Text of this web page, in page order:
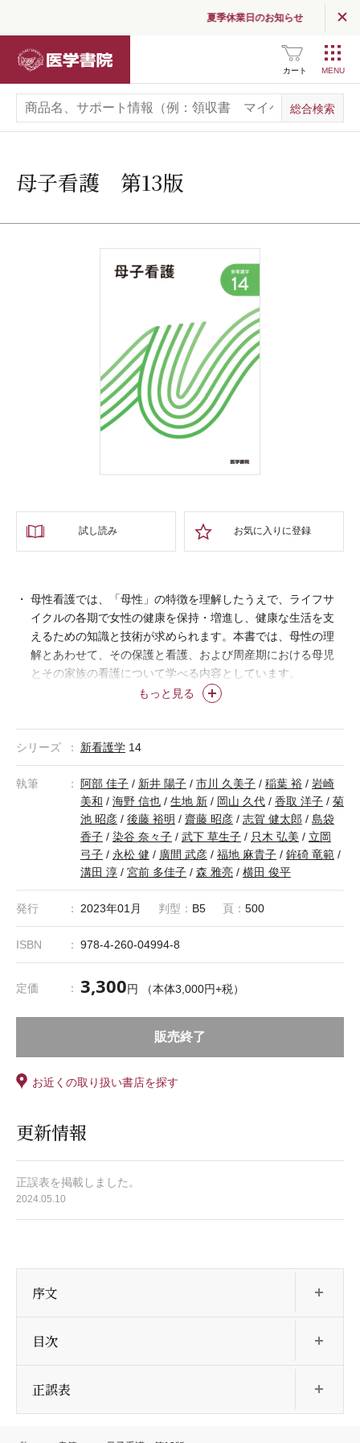
夏季休業日のお知らせ
カート
母子看護 第13版
試し読み お気に入りに登録
もっと見る
母性看護では、「母性」の特徴を理解したうえで、ライフサ
イクルの各期で女性の健康を保持・増進し、健康な生活を支
えるための知識と技術が求められます。本書では、母性の理
解とあわせて、その保護と看護、および周産期における母児
とその家族の看護について学べる内容としています。
小児看護では、子どもが、人格をもった社会の一員として心
や危険からまもり、健やかに育成するための援助と愛護を理
解することが必要です。本書では、小児の成長・発達と健
康、それを支える看護、小児の疾患とその看護を学びます。
図や写真を多数掲載し、より理解を促し、楽しく学べるテキ
ストとなっています。
シリーズ 新看護学 14
執筆 阿部 佳子 / 新井 陽子 / 市川 久美子 / 稲葉 裕 / 岩崎
美和 / 海野 信也 / 生地 新 / 岡山 久代 / 香取 洋子 / 菊
池 昭彦 / 後藤 裕明 / 齋藤 昭彦 / 志賀 健太郎 / 島袋
香子 / 染谷 奈々子 / 武下 草生子 / 只木 弘美 / 立岡
弓子 / 永松 健 / 廣間 武彦 / 福地 麻貴子 / 鉾碕 竜範 /
溝田 淳 / 宮前 多佳子 / 森 雅亮 / 横田 俊平
発行 2023年01月 判型： B5 頁： 500
ISBN 978-4-260-04994-8
定価 3,300円 （本体3,000円+税）
販売終了
お近くの取り扱い書店を探す
更新情報
正誤表を掲載しました。
2024.05.10
序文
目次
正誤表